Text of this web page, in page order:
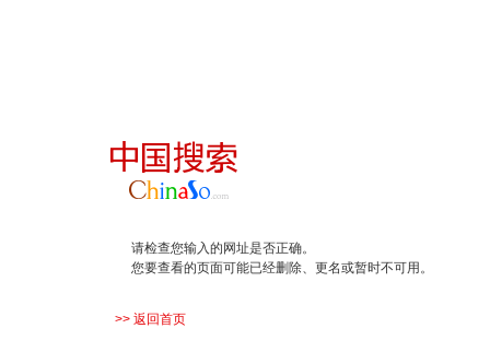
请检查您输入的网址是否正确。
您要查看的页面可能已经删除、更名或暂时不可用。
>> 返回首页